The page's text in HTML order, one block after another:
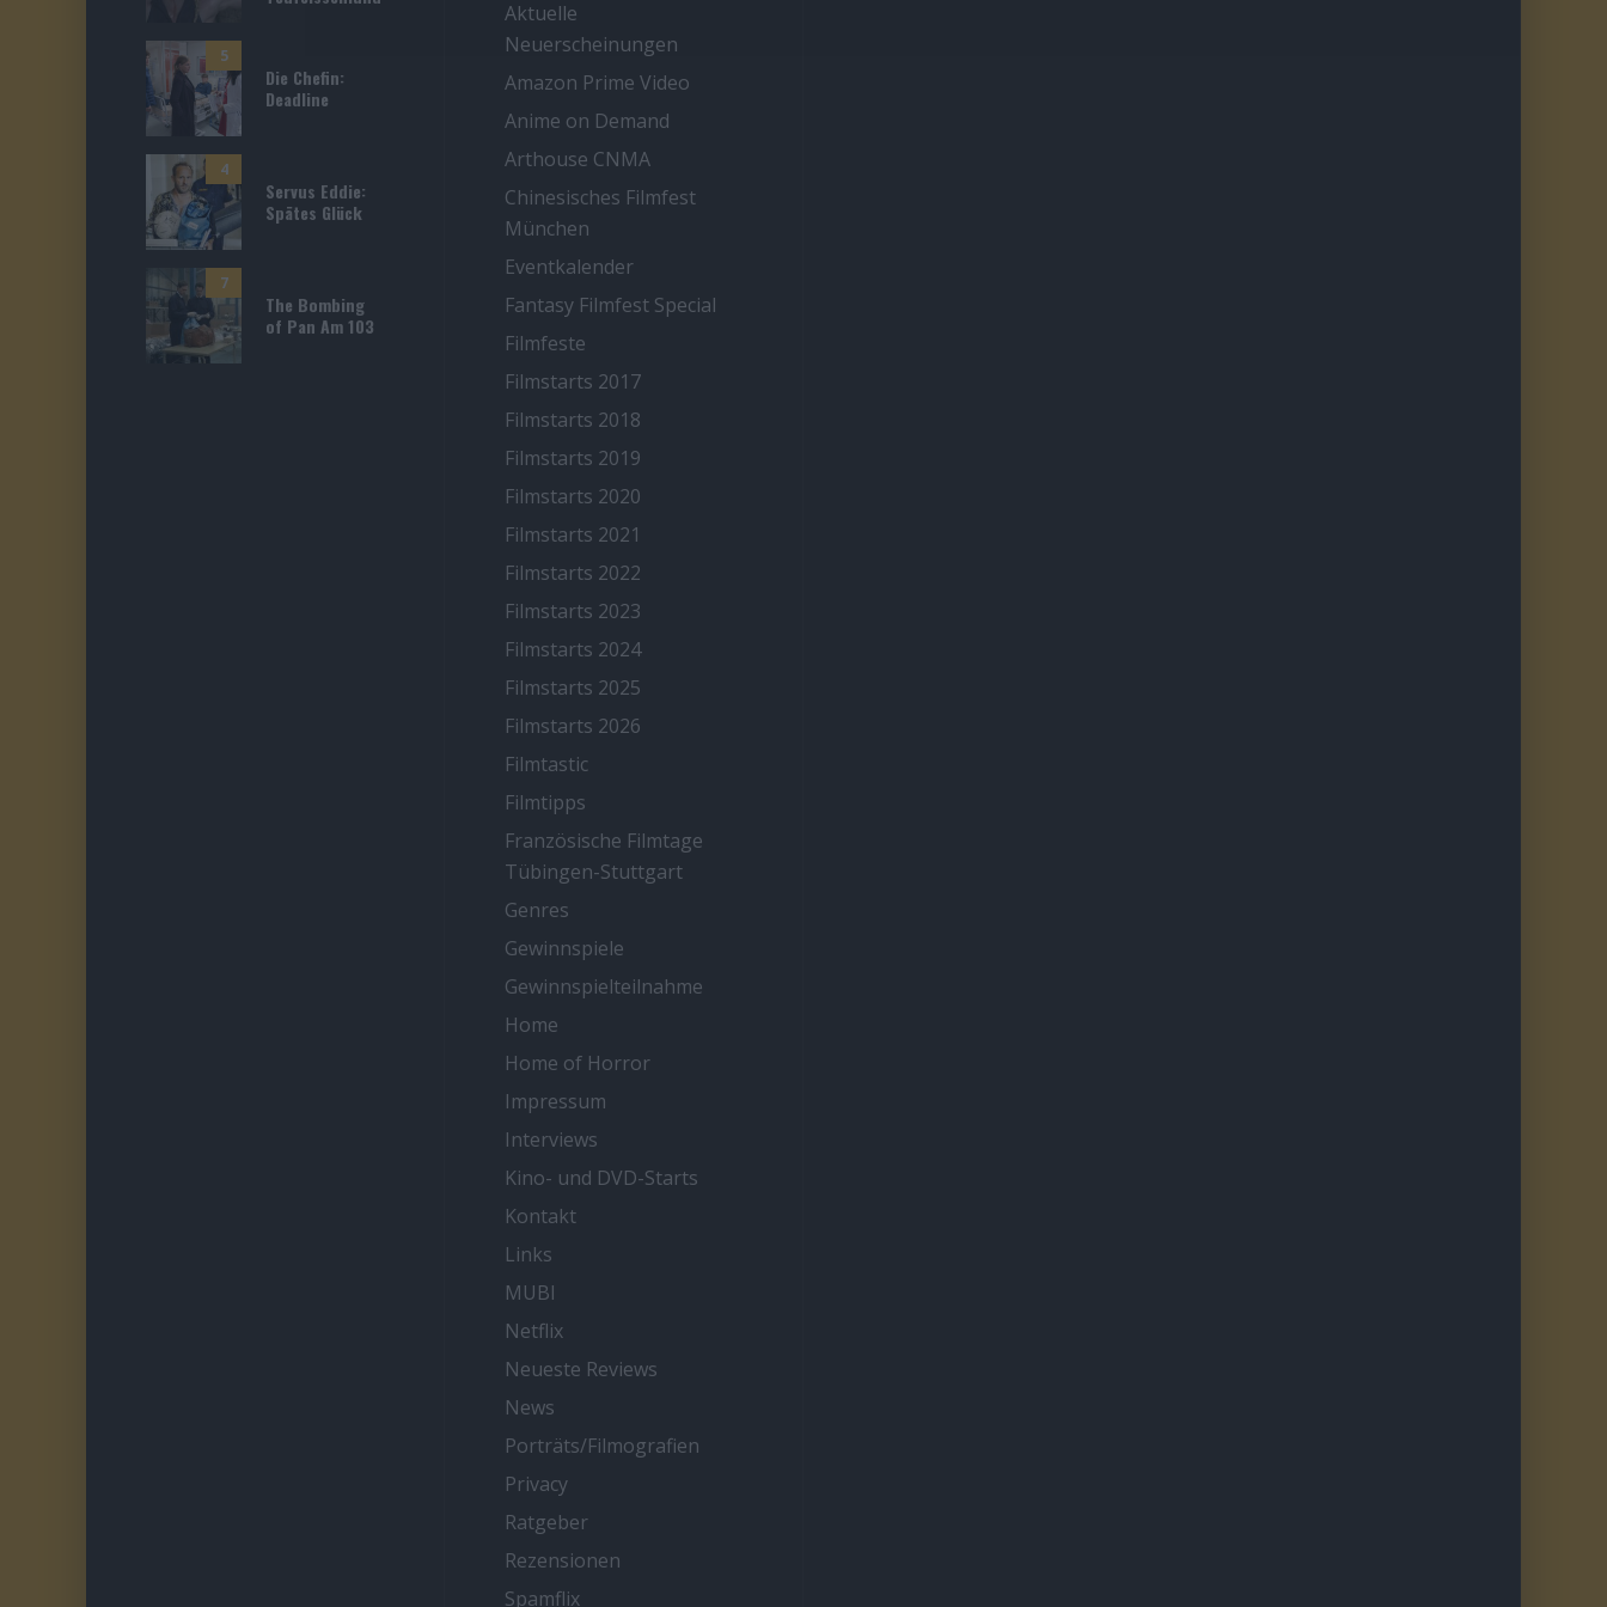
5
Die Chefin:
Deadline
4
Servus Eddie:
Spätes Glück
7
The Bombing
of Pan Am 103
Aktuelle
Neuerscheinungen
Amazon Prime Video
Anime on Demand
Arthouse CNMA
Chinesisches Filmfest
München
Eventkalender
Fantasy Filmfest Special
Filmfeste
Filmstarts 2017
Filmstarts 2018
Filmstarts 2019
Filmstarts 2020
Filmstarts 2021
Filmstarts 2022
Filmstarts 2023
Filmstarts 2024
Filmstarts 2025
Filmstarts 2026
Filmtastic
Filmtipps
Französische Filmtage
Tübingen-Stuttgart
Genres
Gewinnspiele
Gewinnspielteilnahme
Home
Home of Horror
Impressum
Interviews
Kino- und DVD-Starts
Kontakt
Links
MUBI
Netflix
Neueste Reviews
News
Porträts/Filmografien
Privacy
Ratgeber
Rezensionen
Spamflix